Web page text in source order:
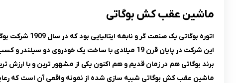
ماشین عقب کش بوگاتی
اتوره بوگاتی یک صنعت گر و نابغه ایتالیایی بود که در سال 1909 شرکت بوگاتی را در فرانسه تاسیس کرد.
این شرکت در پایان قرن 19 میلادی با ساخت یک خودروی دو سیلندر و کسب قهرمانی در مسابقات رانندگی به شهرت بالایی رسید.
برند بوگاتی هم در زمان قدیم و هم اکنون یکی از مشهور ترین و با
ماشین عقب کش بوگاتی شبیه سازی شده از نمونه واقعی آن است که